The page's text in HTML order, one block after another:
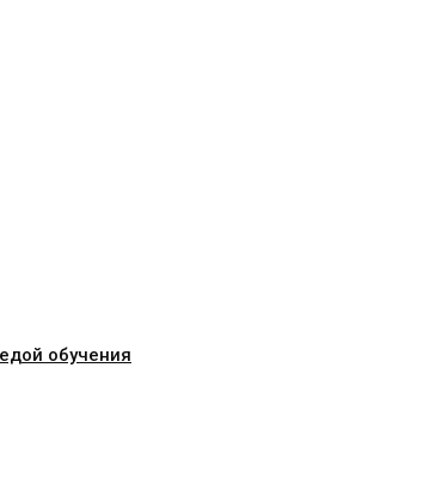
обучения